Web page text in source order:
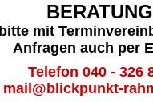
BERATUNG
bitte mit
Anfragen auch per
Telefon 040 - 326
mail@blickpunkt-